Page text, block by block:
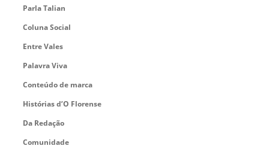
Parla Talian
Coluna Social
Entre Vales
Palavra Viva
Conteúdo de marca
Histórias d’O Florense
Da Redação
Comunidade